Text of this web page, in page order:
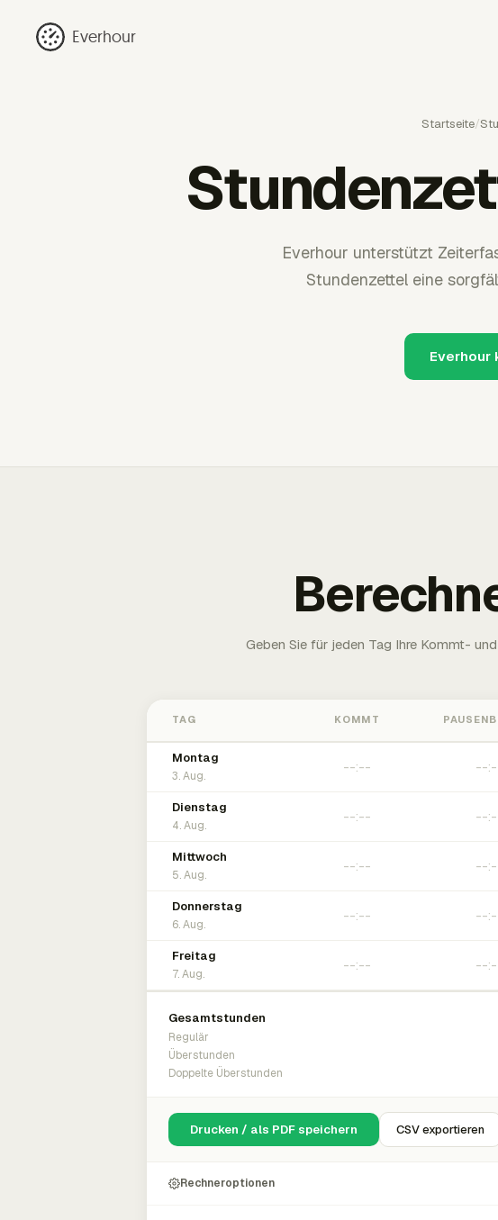
Everhour
Startseite/
Everhour unterstützt
Stundenzettel eine
Geben Sie für jeden Tag Ihre Kommt-
TAG KOMMT
Montag
3. Aug.
Dienstag
4. Aug.
Mittwoch
5. Aug.
Donnerstag
6. Aug.
Freitag
7. Aug.
Gesamtstunden
Regulär
Überstunden
Doppelte Überstunden
Drucken / als PDF speichern CSV exportieren
Rechneroptionen